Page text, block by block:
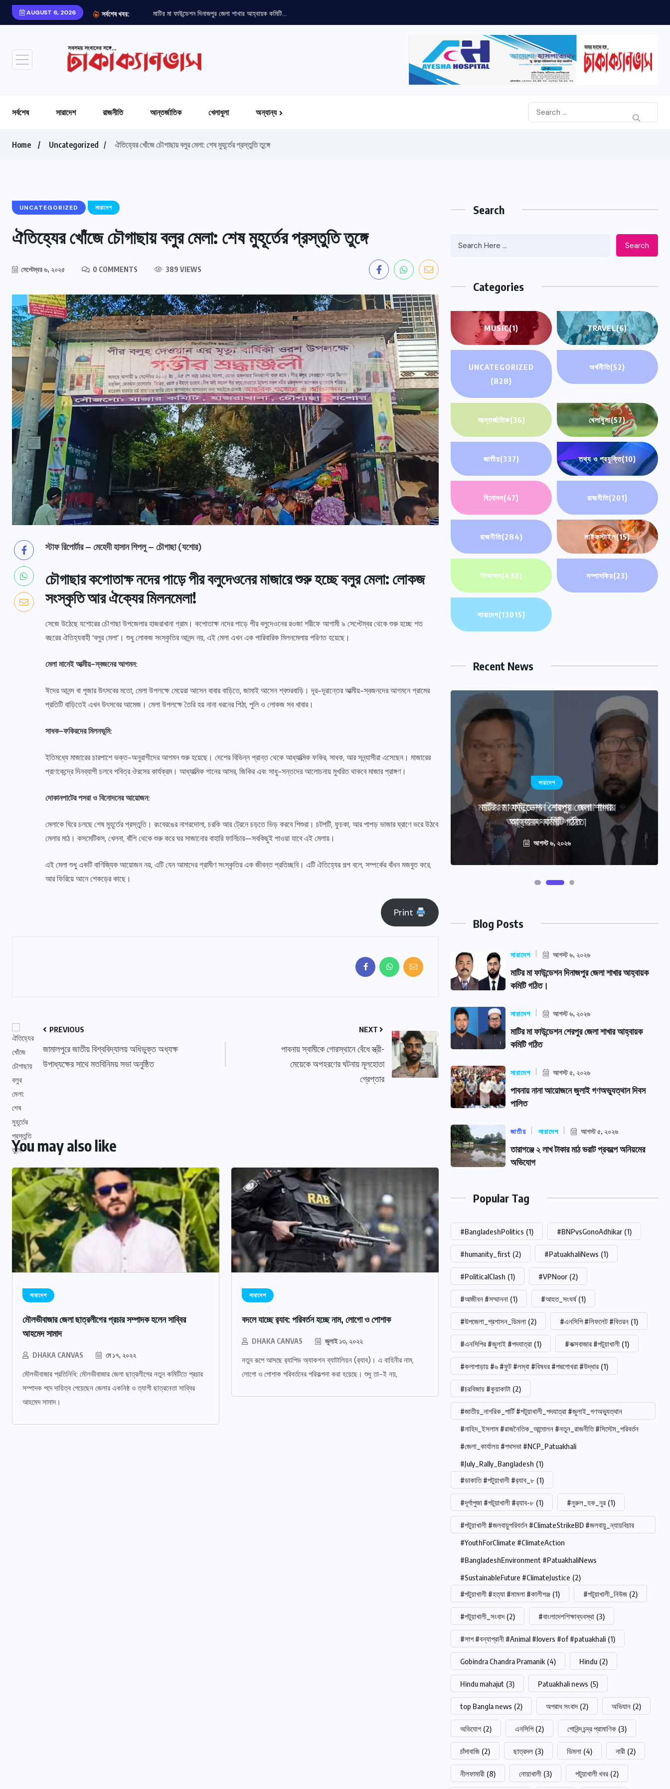
AUGUST 6, 2026 সর্বশেষ খবর: মাটির মা ফাউন্ডেশন দিনাজপুর জেলা শাখার আহ্বায়ক কমিটি...
সর্বশেষ সারাদেশ রাজনীতি আন্তর্জাতিক খেলাধুলা অন্যান্য
Home Uncategorized ঐতিহ্যের খোঁজে চৌগাছায় বলুর মেলা: শেষ মুহূর্তের প্রস্তুতি তুঙ্গে
UNCATEGORIZED সারাদেশ
ঐতিহ্যের খোঁজে চৌগাছায় বলুর মেলা: শেষ মুহূর্তের প্রস্তুতি তুঙ্গে
সেপ্টেম্বর ৬, ২০২৫ 0 COMMENTS 389 VIEWS
স্টাফ রিপোর্টার – মেহেদী হাসান শিপলু – চৌগাছা (যশোর)
চৌগাছার কপোতাক্ষ নদের পাড়ে পীর বলুদেওনের মাজারে শুরু হচ্ছে বলুর মেলা: লোকজ
সংস্কৃতি আর ঐক্যের মিলনমেলা!
সেজে উঠেছে যশোরের চৌগাছা উপজেলার হাজরাখানা গ্রাম। কপোতাক্ষ নদের পাড়ে পীর বলুদেওনের রওজা শরীফে আগামী ৯ সেপ্টেম্বর থেকে শুরু হচ্ছে শত
বছরের ঐতিহ্যবাহী ‘বলুর মেলা’। শুধু লোকজ সংস্কৃতির আনন্দ নয়, এই মেলা এখন এক পারিবারিক মিলনমেলায় পরিণত হয়েছে।
মেলা মানেই আত্মীয়-স্বজনের আগমন:
ঈদের আনন্দ বা পূজার উৎসবের মতো, মেলা উপলক্ষে মেয়েরা আসেন বাবার বাড়িতে, জামাই আসেন শ্বশুরবাড়ি। দূর-দূরান্তের আত্মীয়-স্বজনদের আগমনে গ্রামের
প্রতিটি বাড়িতেই এখন উৎসবের আমেজ। মেলা উপলক্ষে তৈরি হয় নানা ধরনের পিঠা, পুলি ও লোকজ সব খাবার।
সাধক-ফকিরদের মিলনভূমি:
ইতিমধ্যে মাজারের চারপাশে ভক্ত-অনুরাগীদের আগমন শুরু হয়েছে। দেশের বিভিন্ন প্রান্ত থেকে আধ্যাত্মিক ফকির, সাধক, আর সন্ন্যাসীরা এসেছেন। মাজারের
প্রাণকেন্দ্রে দিনব্যাপী চলবে পবিত্র ঔরসের কার্যক্রম। আধ্যাত্মিক গানের আসর, জিকির এবং সাধু-সন্তদের আলোচনায় মুখরিত থাকবে মাজার প্রাঙ্গণ।
দোকানপাটের পসরা ও বিনোদনের আয়োজন:
মেলাকে ঘিরে চলছে শেষ মুহূর্তের প্রস্তুতি। রংবেরঙের নাগরদোলা, চরকি আর ট্রেনে চড়তে ভিড় করবে শিশুরা। চটপটি, ফুচকা, আর পাপড় ভাজার ঘ্রাণে ভরে উঠবে
মেলার মাঠ। কসমেটিকস, খেলনা, বাঁশি থেকে শুরু করে ঘর সাজানোর বাহারি ফার্নিচার—সবকিছুই পাওয়া যাবে এই মেলায়।
​এই মেলা শুধু একটি বাণিজ্যিক আয়োজন নয়, এটি যেন আমাদের গ্রামীণ সংস্কৃতির এক জীবন্ত প্রতিচ্ছবি। এটি ঐতিহ্যের গল্প বলে, সম্পর্কের বাঁধন মজবুত করে,
আর ফিরিয়ে আনে শেকড়ের কাছে।
Print
PREVIOUS
জামালপুরে জাতীয় বিশ্ববিদ্যালয় অধিভুক্ত অধ্যক্ষ
উপাধ্যক্ষের সাথে মতবিনিময় সভা অনুষ্ঠিত
NEXT
পাবনায় স্বামীকে গোরস্থানে বেঁধে স্ত্রী-
মেয়েকে অপহরণের ঘটনায় মূলহোতা
গ্রেপ্তার
You may also like
সারাদেশ
মৌলভীবাজার জেলা ছাত্রলীগের প্রচার সম্পাদক হলেন সাব্বির
আহমেদ সামাদ
DHAKA CANVAS মে ১৭, ২০২২
মৌলভীবাজার প্রতিনিধি: মৌলভীবাজার জেলা ছাত্রলীগের নতুন কমিটিতে প্রচার
সম্পাদক পদে দায়িত্ব পেয়েছেন জেলার একনিষ্ঠ ও ত্যাগী ছাত্রনেতা সাব্বির
আহমেদ সামাদ।
সারাদেশ
বদলে যাচ্ছে র‌্যাব: পরিবর্তন হচ্ছে নাম, লোগো ও পোশাক
DHAKA CANVAS জুলাই ১৩, ২০২২
নতুন রূপে আসছে র‌্যাপিড অ্যাকশন ব্যাটালিয়ন (র‌্যাব)। এ বাহিনীর নাম,
লোগো ও পোশাক পরিবর্তনের পরিকল্পনা করা হয়েছে। শুধু তা-ই নয়,
Search
Search
Categories
MUSIC(1) TRAVEL(6)
UNCATEGORIZED
(828)
অর্থনীতি(52)
আন্তর্জাতিক(36) খেলাধুলা(57)
জাতীয়(337) তথ্য ও প্রযুক্তি(10)
বিনোদন(47) রাজনীতি(201)
রাজনীতি(284) লাইফস্টাইল(15)
শিক্ষাঙ্গন(430) সম্পাদকিয়(23)
সারাদেশ(13015)
Recent News
দিবস পালিত
আগস্ট ৫, ২০২৬
আহ্বায়ক কমিটি গঠিত।
আগস্ট ৬, ২০২৬
সারাদেশ
মাটির মা ফাউন্ডেশন শেরপুর জেলা শাখার
আহ্বায়ক কমিটি গঠিত
আগস্ট ৬, ২০২৬
Blog Posts
সারাদেশ আগস্ট ৬, ২০২৬
মাটির মা ফাউন্ডেশন দিনাজপুর জেলা শাখার আহ্বায়ক
কমিটি গঠিত।
সারাদেশ আগস্ট ৬, ২০২৬
মাটির মা ফাউন্ডেশন শেরপুর জেলা শাখার আহ্বায়ক
কমিটি গঠিত
সারাদেশ আগস্ট ৫, ২০২৬
পাবনায় নানা আয়োজনে জুলাই গণঅভ্যুত্থান দিবস
পালিত
জাতীয় সারাদেশ আগস্ট ৫, ২০২৬
তারাগঞ্জে ২ লাখ টাকার মাঠ ভরাট প্রকল্পে অনিয়মের
অভিযোগ
Popular Tag
#BangladeshPolitics (1) #BNPvsGonoAdhikar (1)
#humanity_first (2) #PatuakhaliNews (1)
#PoliticalClash (1) #VPNoor (2)
#আজীবন #সম্মাননা (1) #আহত_সংঘর্ষ (1)
#উপজেলা_প্রশাসন_ডিমলা (2) #এনসিপি #লিফলেট #বিতরন (1)
#এনসিপির #জুলাই #পদযাত্রা (1) #কক্সবাজার #পটুয়াখালী (1)
#কলাপাড়ায় #৬ #ফুট #লম্বা #বিষধর #পদ্মগোখরা #উদ্ধার (1)
#চরবিজায় #কুয়াকাটা (2)
#জাতীয়_নাগরিক_পার্টি #পটুয়াখালী_পদযাত্রা #জুলাই_গণঅভ্যুত্থান
#নাহিদ_ইসলাম #রাজনৈতিক_আন্দোলন #নতুন_রাজনীতি #সিস্টেম_পরিবর্তন
#জেলা_কার্যালয় #পথসভা #NCP_Patuakhali
#July_Rally_Bangladesh (1)
#ডাকাতি #পটুয়াখালী #র‍্যাব_৮ (1)
#দূর্গাপুজা #পটুয়াখালী #র‍্যাব-৮ (1) #নুরুল_হক_নুর (1)
#পটুয়াখালী #জলবায়ুপরিবর্তন #ClimateStrikeBD #জলবায়ু_ন্যায়বিচার
#YouthForClimate #ClimateAction
#BangladeshEnvironment #PatuakhaliNews
#SustainableFuture #ClimateJustice (2)
#পটুয়াখালী #হত্যা #মামলা #কালীগঞ্জ (1) #পটুয়াখালী_নিউজ (2)
#পটুয়াখালী_সংবাদ (2) #বাংলাদেশশিক্ষাব্যবস্থা (3)
#সাপ #বন্যাপ্রানী #Animal #lovers #of #patuakhali (1)
Gobindra Chandra Pramanik (4) Hindu (2)
Hindu mahajut (3) Patuakhali news (5)
top Bangla news (2) অপরাধ সংবাদ (2) অভিযান (2)
অভিযোগ (2) এনসিপি (2) গোবিন্দ চন্দ্র প্রামাণিক (3)
চাঁদাবাজি (2) ছাত্রদল (3) ডিমলা (4) নারী (2)
নীলফামারী (8) নোয়াখালী (3) পটুয়াখালী খবর (2)